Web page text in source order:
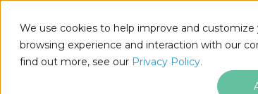
We use cookies to help improve and customize
browsing experience and interaction with our
find out more, see our Privacy Policy.
IRONSOFTWARE
ÜRüNLER
KURUM